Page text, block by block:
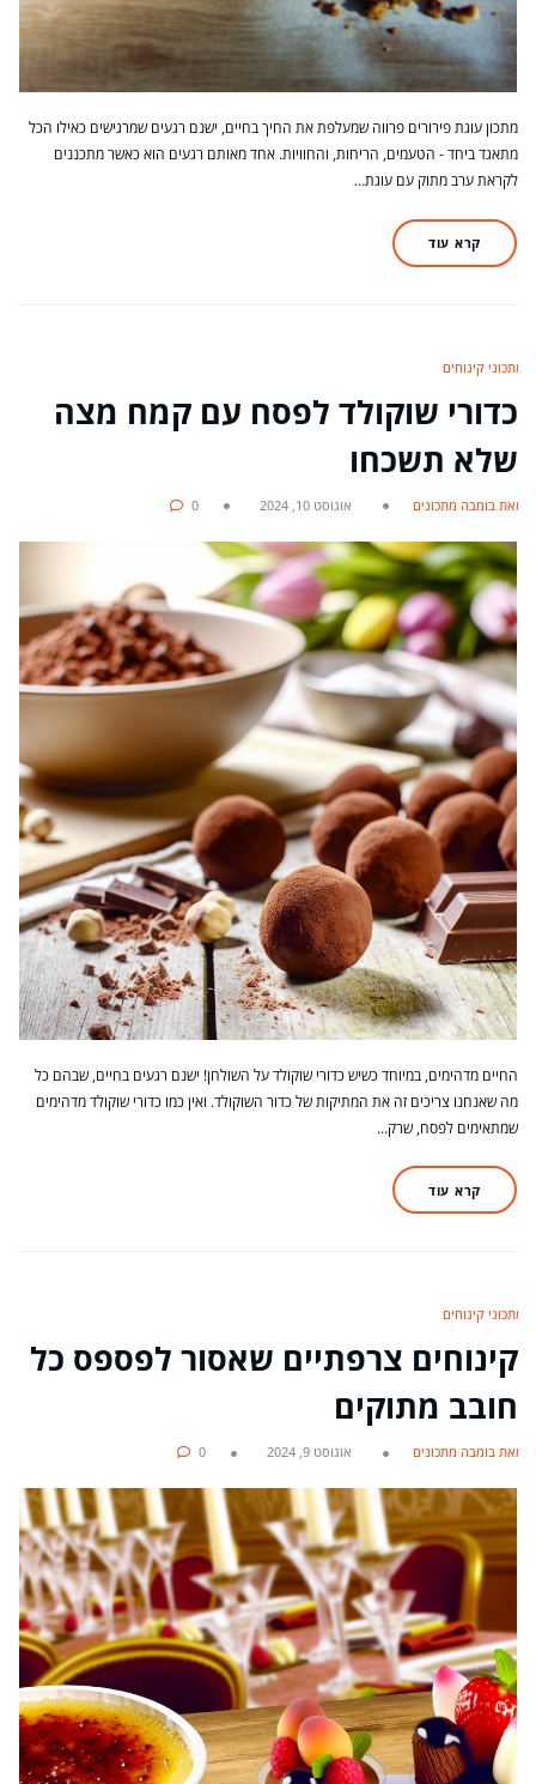
מתכון עוגת פירורים פרווה שמעלפת את החיך בחיים, ישנם רגעים שמרגישים כאילו הכל
מתאגד ביחד - הטעמים, הריחות, והחוויות. אחד מאותם רגעים הוא כאשר מתכננים
לקראת ערב מתוק עם עוגת…
קרא עוד
מתכוני קינוחים
כדורי שוקולד לפסח עם קמח מצה
שלא תשכחו
מאת בומבה מתכונים אוגוסט 10, 2024 0
החיים מדהימים, במיוחד כשיש כדורי שוקולד על השולחן! ישנם רגעים בחיים, שבהם כל
מה שאנחנו צריכים זה את המתיקות של כדור השוקולד. ואין כמו כדורי שוקולד מדהימים
שמתאימים לפסח, שרק…
קרא עוד
מתכוני קינוחים
קינוחים צרפתיים שאסור לפספס כל
חובב מתוקים
מאת בומבה מתכונים אוגוסט 9, 2024 0